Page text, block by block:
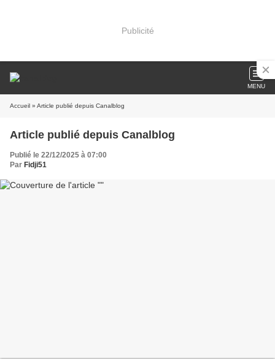
Publicité
MENU
Accueil » Article publié depuis Canalblog
Article publié depuis Canalblog
Publié le 22/12/2025 à 07:00
Par Fidji51